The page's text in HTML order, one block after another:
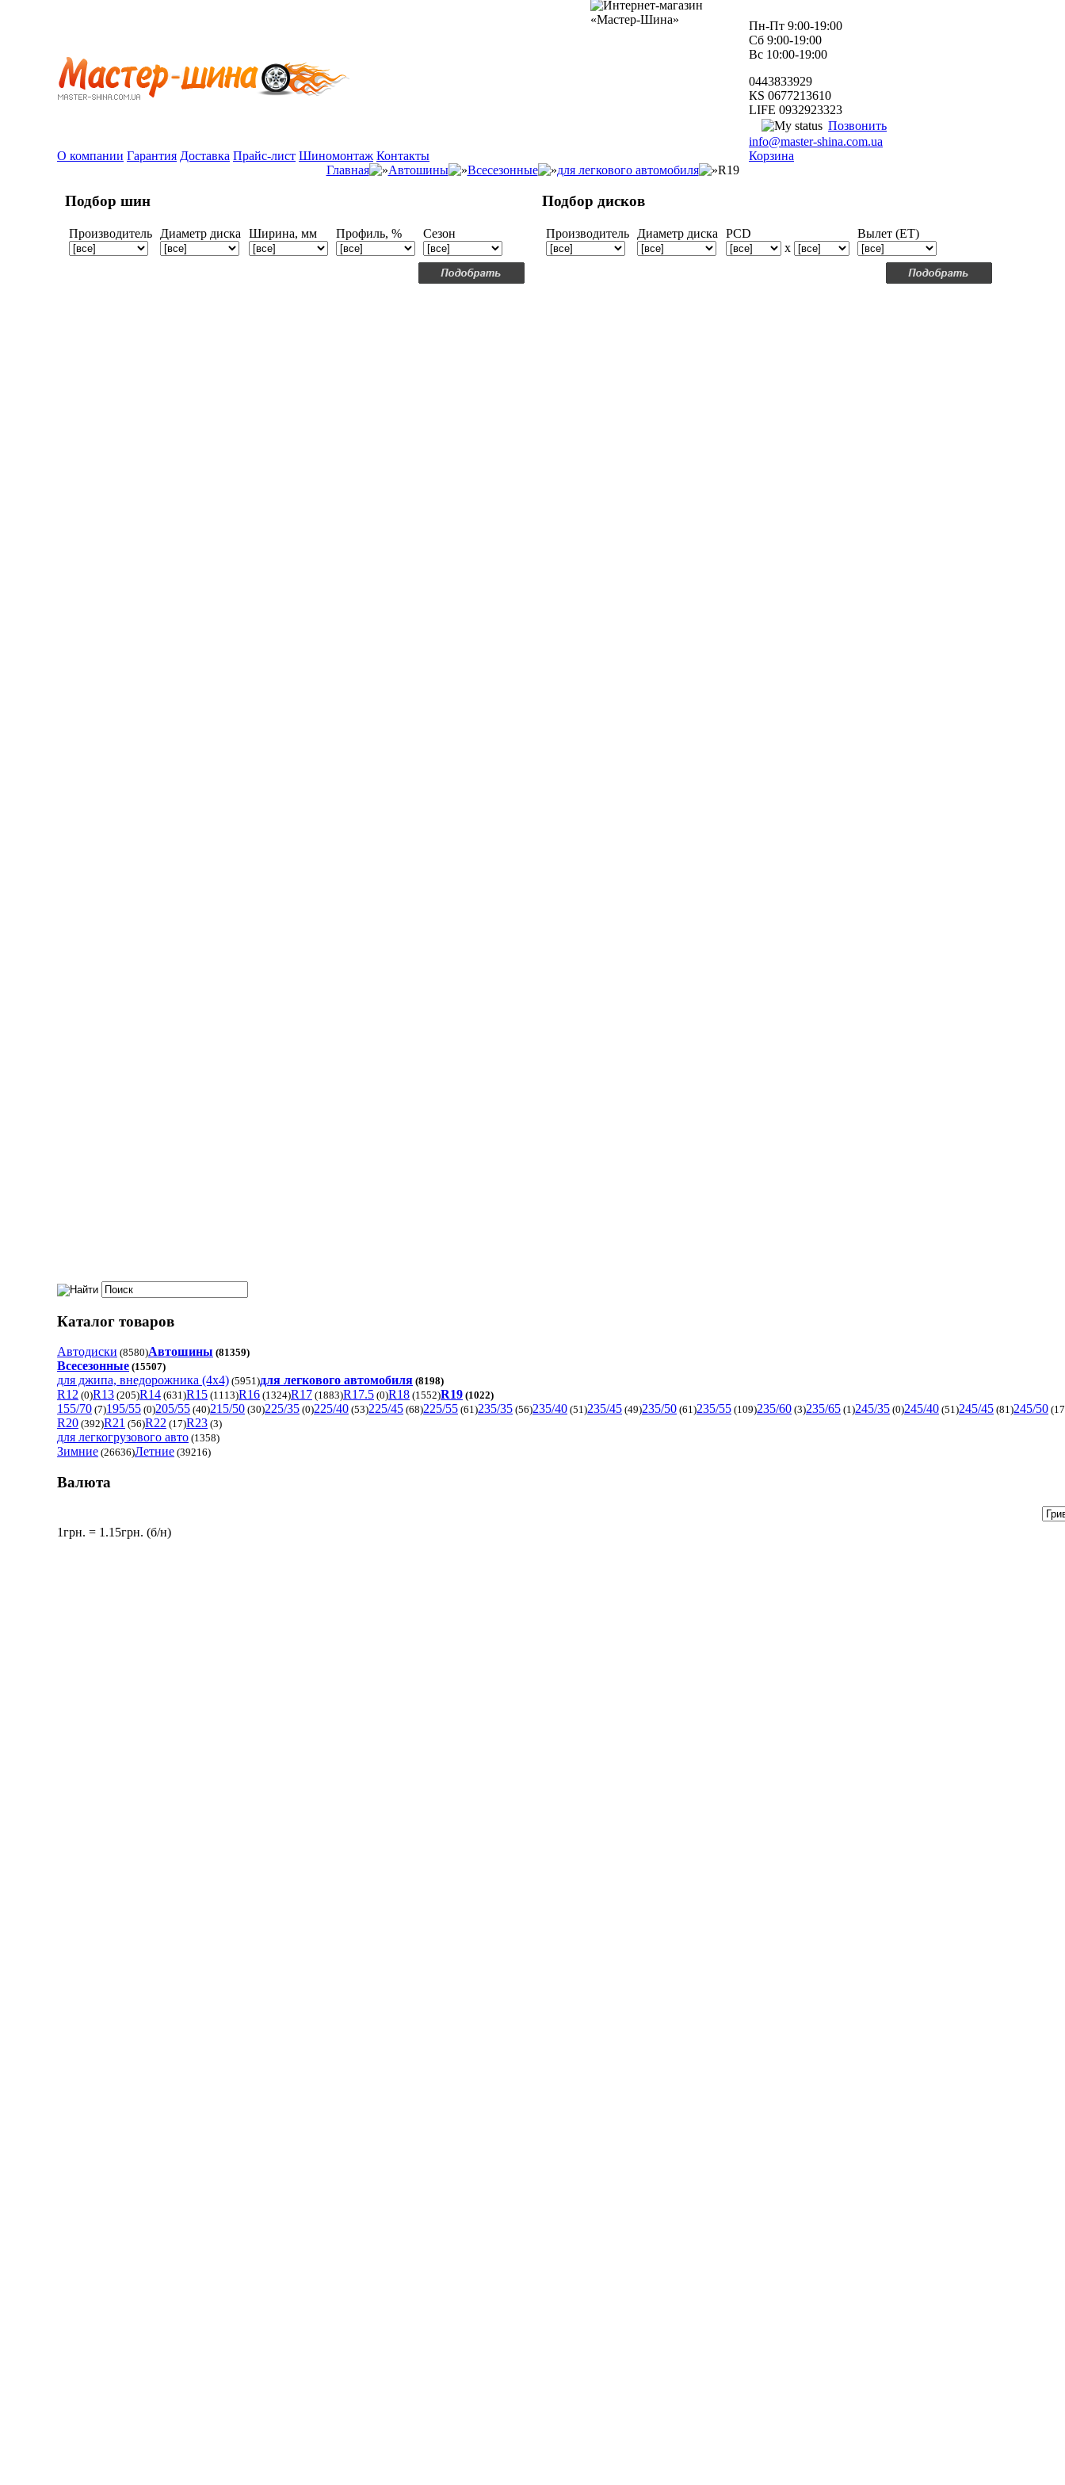
Пн-Пт 9:00-19:00
Сб 9:00-19:00
Вс 10:00-19:00
0443833929
КS 0677213610
LIFE 0932923323
Позвонить
info@master-shina.com.ua
О компании Гарантия Доставка Прайс-лист Шиномонтаж Контакты
Корзина
Главная
Автошины Всесезонные для легкового автомобиля R19
Подбор шин
Производитель Диаметр диска Ширина, мм Профиль, % Сезон
Подбор дисков
Производитель Диаметр диска PCD
x
Вылет (ET)
Каталог товаров
Автодиски (8580)Автошины (81359)
Всесезонные (15507)
для джипа, внедорожника (4x4) (5951)для легкового автомобиля (8198)
R12 (0)R13 (205)R14 (631)R15 (1113)R16 (1324)R17 (1883)R17.5 (0)R18 (1552)R19 (1022)
155/70 (7)195/55 (0)205/55 (40)215/50 (30)225/35 (0)225/40 (53)225/45 (68)225/55 (61)235/35 (56)235/40 (51)235/45 (49)235/50 (61)235/55 (109)235/60 (3)235/65 (1)245/35 (0)245/40 (51)245/45 (81)245/50
R20 (392)R21 (56)R22 (17)R23 (3)
для легкогрузового авто (1358)
Зимние (26636)Летние (39216)
Валюта
1грн. = 1.15грн. (б/н)